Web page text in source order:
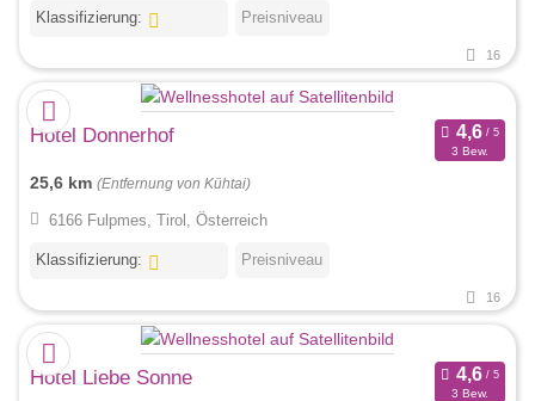
Klassifizierung: Preisniveau
16
Hotel Donnerhof
3 Bew.
25,6 km (Entfernung von Kühtai)
6166 Fulpmes, Tirol, Österreich
Klassifizierung: Preisniveau
16
Hotel Liebe Sonne
3 Bew.